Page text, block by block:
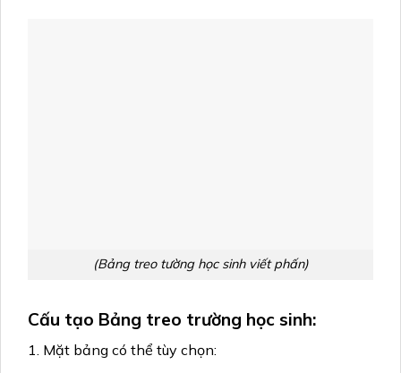
(Bảng treo tường học sinh viết phấn)
Cấu tạo Bảng treo trường học sinh:
1. Mặt bảng có thể tùy chọn: